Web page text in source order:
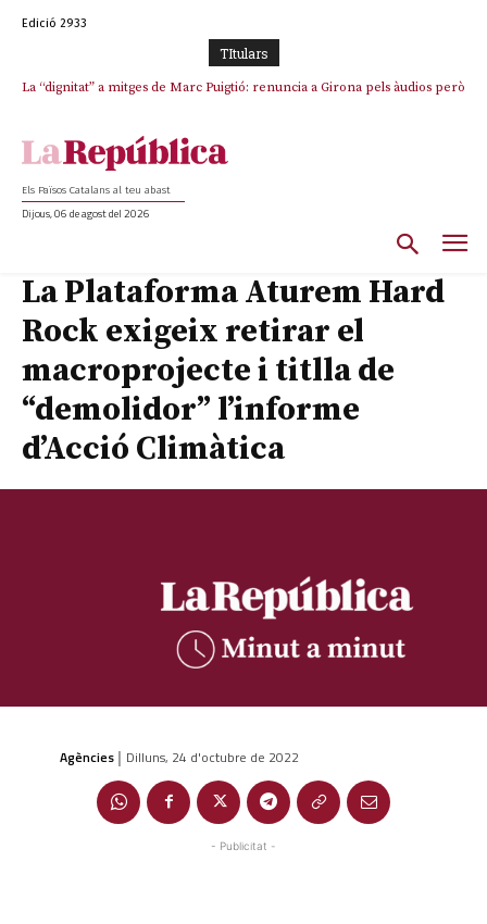
Edició 2933
TItulars
La “dignitat” a mitges de Marc Puigtió: renuncia a Girona pels àudios però
Junts exigeix que Catalunya quedi “fora” del repartiment dels menors
Els Països Catalans al teu abast
Dijous, 06 de agost del 2026
La Plataforma Aturem Hard
Rock exigeix retirar el
macroprojecte i titlla de
“demolidor” l’informe
d’Acció Climàtica
Agències | Dilluns, 24 d'octubre de 2022
- Publicitat -